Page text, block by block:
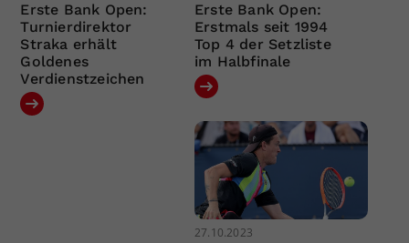
Erste Bank Open:
Turnierdirektor
Straka erhält
Goldenes
Verdienstzeichen
Erste Bank Open:
Erstmals seit 1994
Top 4 der Setzliste
im Halbfinale
27.10.2023